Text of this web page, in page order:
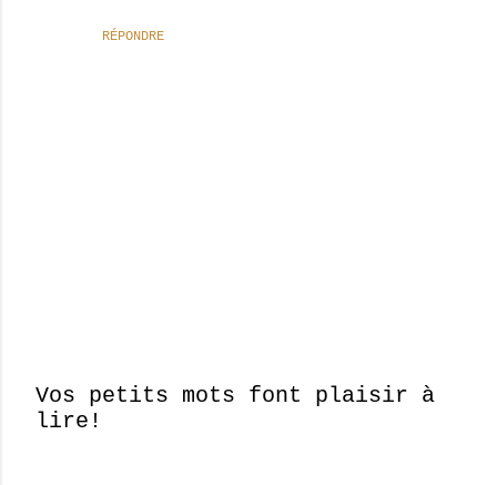
RÉPONDRE
E
Vos petits mots font plaisir à
lire!